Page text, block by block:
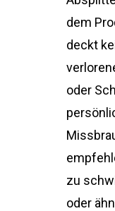
dem
deckt
oder
zu
oder